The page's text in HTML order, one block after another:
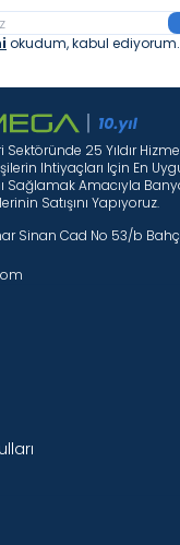
okudum, kabul ediyorum.
25 Yıldır
Ihtiyaçları Için En
Sağlamak Amacıyla
Satışını Yapıyoruz.
Sinan Cad No 53/b